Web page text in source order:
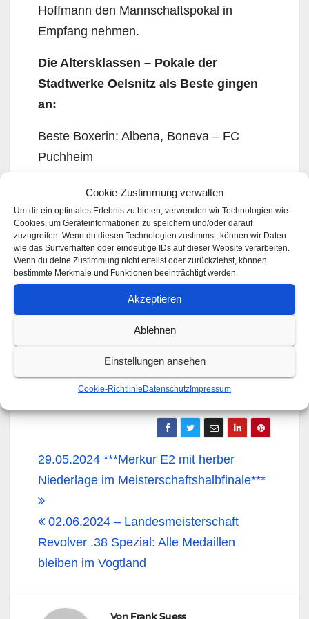
Cookie-Zustimmung verwalten
Um dir ein optimales Erlebnis zu bieten, verwenden wir Technologien wie
Cookies, um Geräteinformationen zu speichern und/oder darauf
zuzugreifen. Wenn du diesen Technologien zustimmst, können wir Daten
wie das Surfverhalten oder eindeutige IDs auf dieser Website verarbeiten.
Wenn du deine Zustimmung nicht erteilst oder zurückziehst, können
bestimmte Merkmale und Funktionen beeinträchtigt werden.
Akzeptieren
Ablehnen
Einstellungen ansehen
Cookie-RichtlinieDatenschutzImpressum
Hoffmann den Mannschaftspokal in
Empfang nehmen.
Die Altersklassen – Pokale der
Stadtwerke Oelsnitz als Beste gingen
an:
Beste Boxerin: Albena, Boneva – FC
Puchheim
– KSSV Zwickau
Bester Boxer Kadetten: Loris,
Blechschmidt – SG Neuwelt
Bester Boxer Junioren: Farshid, Golistani
– BT Oelsnitz
Bester Boxer Jugend: Nils, Bannies – AC
FC Puchheim
29.05.2024 ***Merkur E2 mit herber
Niederlage im Meisterschaftshalbfinale***
02.06.2024 – Landesmeisterschaft
Revolver .38 Spezial: Alle Medaillen
bleiben im Vogtland
Von Frank Suess